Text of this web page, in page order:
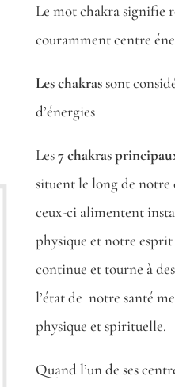
Le mot chakra signifie
couramment centre
Les chakrassont
d’énergies
Les7 chakras
situent le long de
ceux-ci alimentent
physique et notre
continue et tourne à
l’état de notre santé
physique et spirituelle.
Quand l’un de ses